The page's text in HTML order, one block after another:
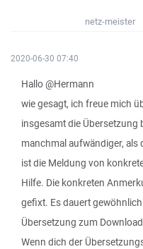
netz-meister
2020-06-30 07:40
Hallo @Hermann
wie gesagt, ich freue mich
insgesamt die Übersetzung
manchmal aufwändiger, als
ist die Meldung von
Hilfe. Die konkreten
gefixt. Es dauert
Übersetzung zum
Wenn dich der